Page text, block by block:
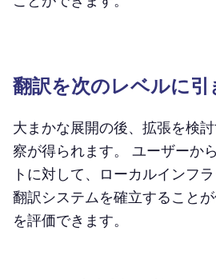
翻訳を次のレベルに引
大まかな展開の後、拡張を検
察が得られます。 ユーザーか
トに対して、ローカルインフ
翻訳システムを確立すること
を評価できます。